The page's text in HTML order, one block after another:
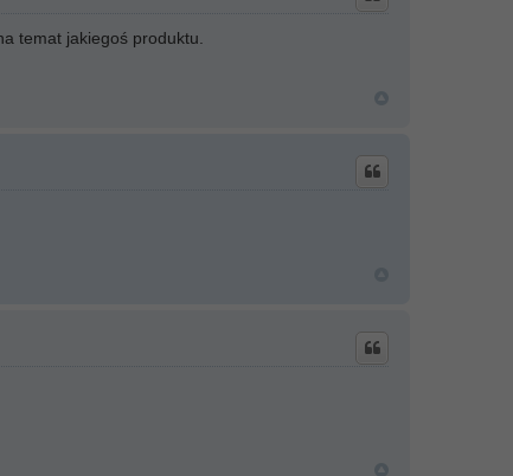
temat jakiegoś produktu.